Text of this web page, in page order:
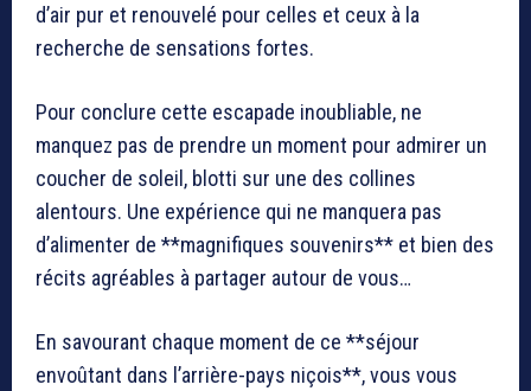
d’air pur et renouvelé pour celles et ceux à la
recherche de sensations fortes.
Pour conclure cette escapade inoubliable, ne
manquez pas de prendre un moment pour admirer un
coucher de soleil, blotti sur une des collines
alentours. Une expérience qui ne manquera pas
d’alimenter de **magnifiques souvenirs** et bien des
récits agréables à partager autour de vous…
En savourant chaque moment de ce **séjour
envoûtant dans l’arrière-pays niçois**, vous vous